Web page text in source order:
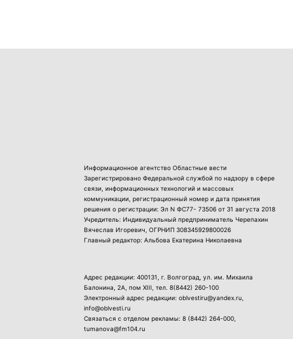
Информационное агентство Областные вести
Зарегистрировано Федеральной службой по надзору в сфере
связи, информационных технологий и массовых
коммуникации, регистрационный номер и дата принятия
решения о регистрации: Эл N ФС77- 73506 от 31 августа 2018
Учредитель: Индивидуальный предприниматель Черепахин
Вячеслав Игоревич, ОГРНИП 308345929800026
Главный редактор: Альбова Екатерина Николаевна
Адрес редакции: 400131, г. Волгоград, ул. им. Михаила
Балонина, 2А, пом XIII, тел. 8(8442) 260-100
Электронный адрес редакции: oblvestiru@yandex.ru,
info@oblvesti.ru
Связаться с отделом рекламы: 8 (8442) 264-000
tumanova@fm104.ru